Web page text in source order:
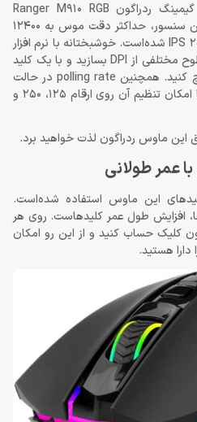
از سنسور P3327 برای موس گیمینگ ردراگون Ranger M910 RGB
استفاده شده‌است. به‌واسطه‌ی این سنسور، حداکثر دقت موس به 12400
DPI رسیده و سرعت ردیابی هم 200 IPS شده‌است. خوشبختانه با نرم افزار
این ماوس گیمینگ می‌توانید سطوح مختلفی از DPI بسازید و با یک کلید
حین بازی بین این سطوح سوییچ کنید. همچنین polling rate در حالت
حداکثری به 1000 هرتز می‌رسد، اما امکان تنظیم آن روی ارقام 125، 250 و
این ماوس ردراگون لذت خواهید برد.
این ماوس استفاده شده‌است.
افزایش طول عمر کلیدهاست. روی هر
می‌توانید تا 5 میلیون کلیک حساب کنید و از این رو امکان
هستید.